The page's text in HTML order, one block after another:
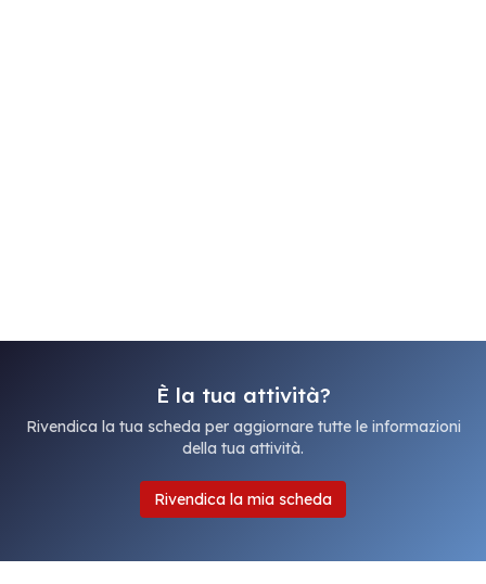
È la tua attività?
Rivendica la tua scheda per aggiornare tutte le informazioni
della tua attività.
Rivendica la mia scheda